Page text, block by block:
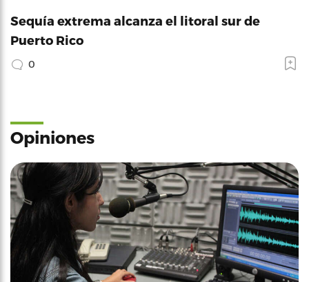
Sequía extrema alcanza el litoral sur de
Puerto Rico
0
Opiniones